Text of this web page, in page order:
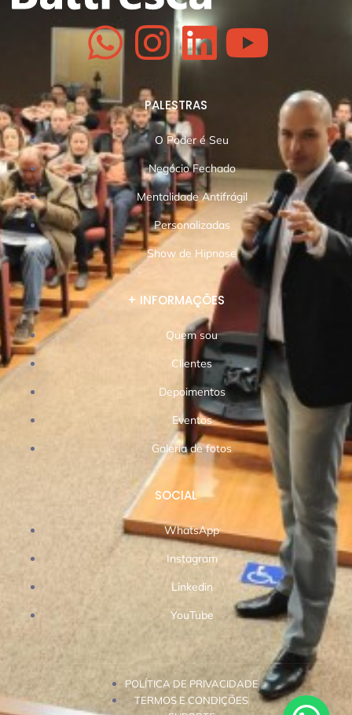
PALESTRAS
O Poder é Seu
Negócio Fechado
Mentalidade Antifrágil
Personalizadas
Show de Hipnose
+ INFORMAÇÕES
Quem sou
Clientes
Depoimentos
Eventos
Galeria de fotos
SOCIAL
WhatsApp
Instagram
Linkedin
YouTube
POLÍTICA DE PRIVACIDADE
TERMOS E CONDIÇÕES